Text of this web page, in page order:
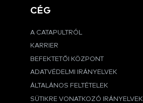
CÉG
A CATAPULTRÓL
KARRIER
BEFEKTETŐI KÖZPONT
ADATVÉDELMI IRÁNYELVEK
ÁLTALÁNOS FELTÉTELEK
SÜTIKRE VONATKOZÓ IRÁNYELVEK